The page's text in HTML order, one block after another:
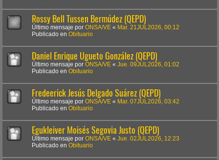
Rossy Bell Tussen Bermúdez (QEPD)
Último mensaje por ONSA/VE « Mar. 21JUL2026, 00:12
Publicado en Obituario
Daniel Enrique Ugueto González (QEPD)
Último mensaje por ONSA/VE « Jue. 09JUL2026, 01:02
Publicado en Obituario
Fredeerick Jesús Delgado Suárez (QEPD)
Último mensaje por ONSA/VE « Mar. 07JUL2026, 03:42
Publicado en Obituario
Egukleiver Moisés Segovia Justo (QEPD)
Último mensaje por ONSA/VE « Jue. 02JUL2026, 12:23
Publicado en Obituario